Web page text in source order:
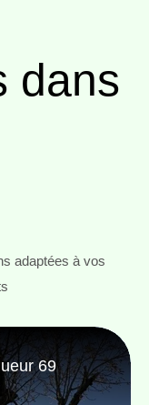
dans
adaptées à vos
69